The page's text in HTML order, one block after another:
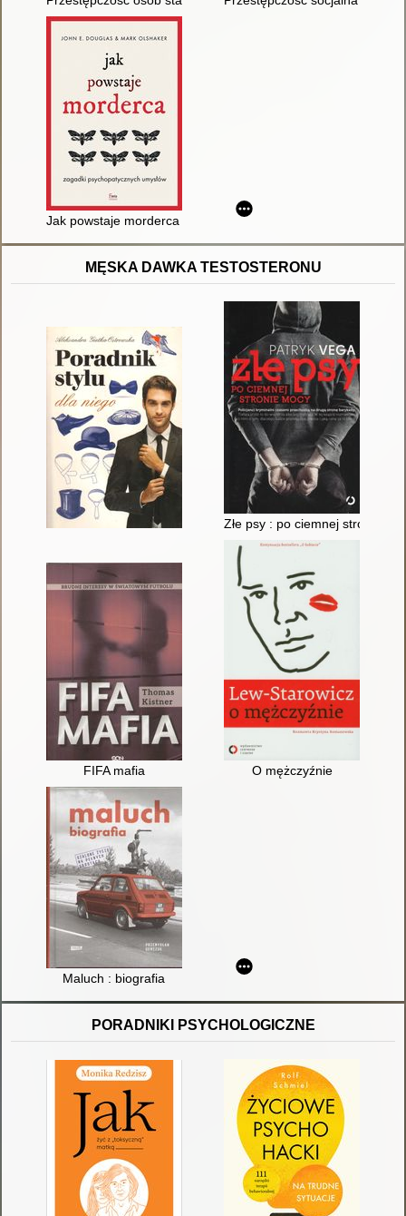
Jak powstaje morderca : zagadki psychopatycznych umysłów
MĘSKA DAWKA TESTOSTERONU
Złe psy : po ciemnej stronie
FIFA mafia O mężczyźnie
Maluch : biografia
PORADNIKI PSYCHOLOGICZNE